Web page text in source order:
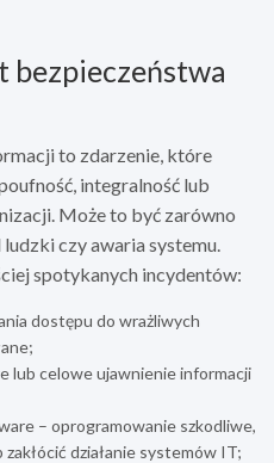
bezpieczeństwa
to zdarzenie, które
integralność lub
Może to być zarówno
czy awaria systemu.
spotykanych incydentów:
dostępu do wrażliwych
lub celowe ujawnienie informacji
– oprogramowanie szkodliwe,
działanie systemów IT;